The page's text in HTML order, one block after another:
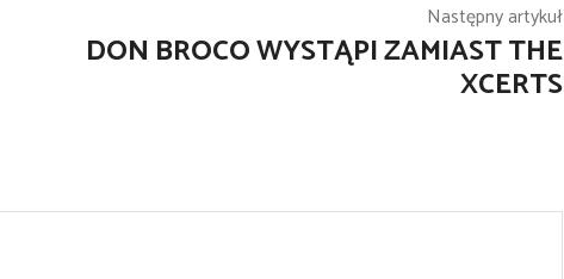
Następny artykuł
DON BROCO WYSTĄPI ZAMIAST THE
XCERTS